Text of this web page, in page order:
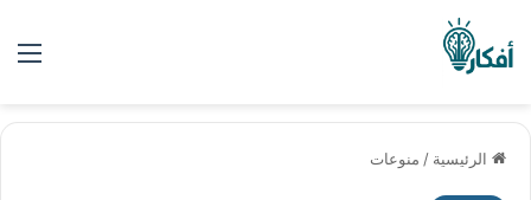
الرئيسية / منوعات